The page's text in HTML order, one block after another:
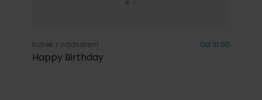
Kubek z nadrukiem Od 31.00
Happy Birthday